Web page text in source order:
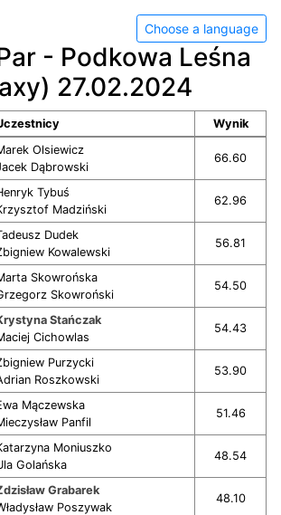
Choose a language
- Podkowa Leśna
27.02.2024
Wynik
Olsiewicz
Dąbrowski
66.60
Tybuś
Madziński
62.96
Dudek
Kowalewski
56.81
Skowrońska
Skowroński
54.50
Stańczak
Cichowlas
54.43
Purzycki
Roszkowski
53.90
Mączewska
Panfil
51.46
Moniuszko
Golańska
48.54
Grabarek
Poszywak
48.10